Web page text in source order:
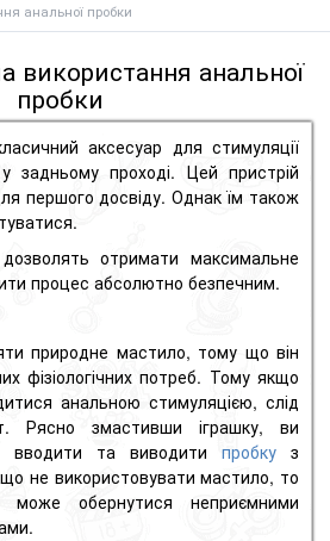
анальної пробки
використання анальної
пробки
аксесуар для стимуляції
задньому проході. Цей пристрій
першого досвіду. Однак їм також
дозволять отримати максимальне
процес абсолютно безпечним.
природне мастило, тому що він
фізіологічних потреб. Тому якщо
анальною стимуляцією, слід
Рясно змастивши іграшку, ви
вводити та виводити
пробку з
не використовувати мастило, то
може обернутися неприємними